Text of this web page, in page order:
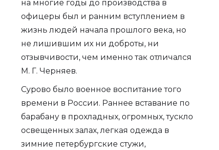
на многие годы до производства в
офицеры был и ранним вступлением в
жизнь людей начала прошлого века, но
не лишившим их ни доброты, ни
отзывчивости, чем именно так отличался
М. Г. Черняев.
Сурово было военное воспитание того
времени в России. Раннее вставание по
барабану в прохладных, огромных, тускло
освещенных залах, легкая одежда в
зимние петербургские стужи,